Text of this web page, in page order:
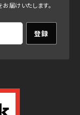
届けいたします。
登録